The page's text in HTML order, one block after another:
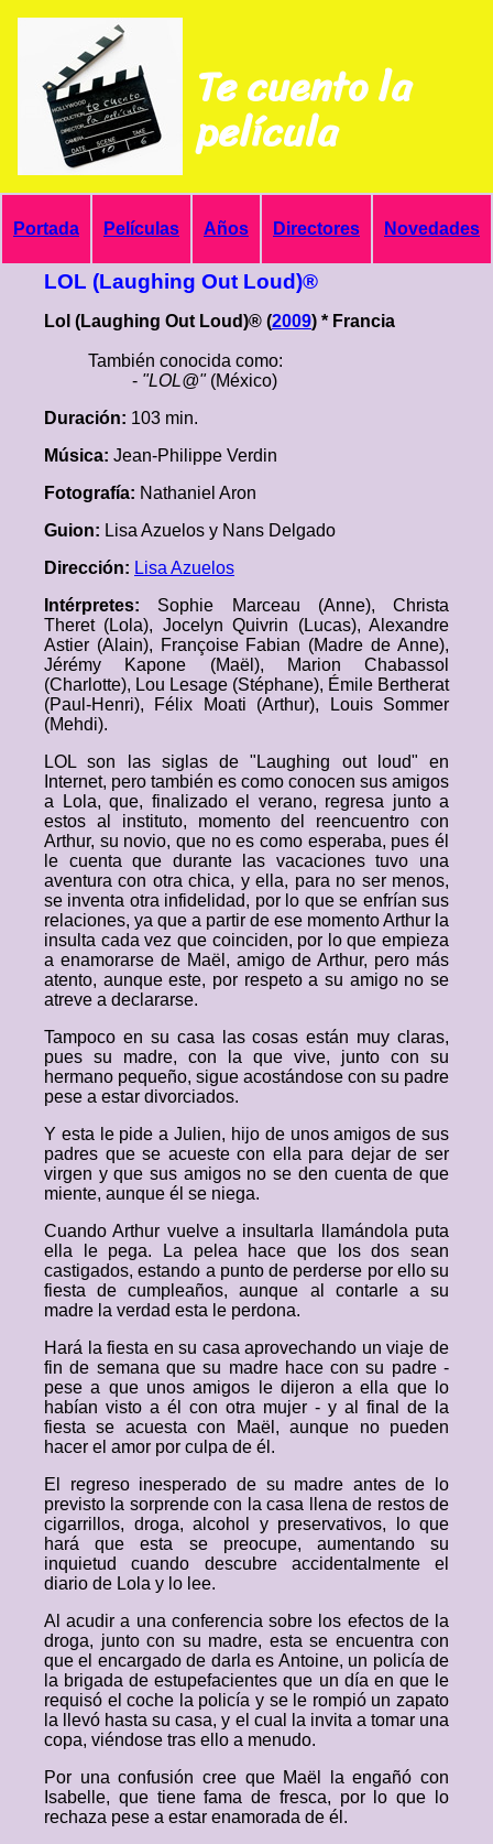
Te cuento la
película
Portada Películas Años Directores Novedades
LOL (Laughing Out Loud)®
Lol (Laughing Out Loud)® (2009) * Francia
También conocida como:
- "LOL@"(México)
Duración: 103 min.
Música: Jean-Philippe Verdin
Fotografía: Nathaniel Aron
Guion: Lisa Azuelos y Nans Delgado
Dirección: Lisa Azuelos
Intérpretes: Sophie Marceau (Anne), Christa
Theret (Lola), Jocelyn Quivrin (Lucas), Alexandre
Astier (Alain), Françoise Fabian (Madre de Anne),
Jérémy Kapone (Maël), Marion Chabassol
(Charlotte), Lou Lesage (Stéphane), Émile Bertherat
(Paul-Henri), Félix Moati (Arthur), Louis Sommer
(Mehdi).
LOL son las siglas de "Laughing out loud" en
Internet, pero también es como conocen sus amigos
a Lola, que, finalizado el verano, regresa junto a
estos al instituto, momento del reencuentro con
Arthur, su novio, que no es como esperaba, pues él
le cuenta que durante las vacaciones tuvo una
aventura con otra chica, y ella, para no ser menos,
se inventa otra infidelidad, por lo que se enfrían sus
relaciones, ya que a partir de ese momento Arthur la
insulta cada vez que coinciden, por lo que empieza
a enamorarse de Maël, amigo de Arthur, pero más
atento, aunque este, por respeto a su amigo no se
atreve a declararse.
Tampoco en su casa las cosas están muy claras,
pues su madre, con la que vive, junto con su
hermano pequeño, sigue acostándose con su padre
pese a estar divorciados.
Y esta le pide a Julien, hijo de unos amigos de sus
padres que se acueste con ella para dejar de ser
virgen y que sus amigos no se den cuenta de que
miente, aunque él se niega.
Cuando Arthur vuelve a insultarla llamándola puta
ella le pega. La pelea hace que los dos sean
castigados, estando a punto de perderse por ello su
fiesta de cumpleaños, aunque al contarle a su
madre la verdad esta le perdona.
Hará la fiesta en su casa aprovechando un viaje de
fin de semana que su madre hace con su padre -
pese a que unos amigos le dijeron a ella que lo
habían visto a él con otra mujer - y al final de la
fiesta se acuesta con Maël, aunque no pueden
hacer el amor por culpa de él.
El regreso inesperado de su madre antes de lo
previsto la sorprende con la casa llena de restos de
cigarrillos, droga, alcohol y preservativos, lo que
hará que esta se preocupe, aumentando su
inquietud cuando descubre accidentalmente el
diario de Lola y lo lee.
Al acudir a una conferencia sobre los efectos de la
droga, junto con su madre, esta se encuentra con
que el encargado de darla es Antoine, un policía de
la brigada de estupefacientes que un día en que le
requisó el coche la policía y se le rompió un zapato
la llevó hasta su casa, y el cual la invita a tomar una
copa, viéndose tras ello a menudo.
Por una confusión cree que Maël la engañó con
Isabelle, que tiene fama de fresca, por lo que lo
rechaza pese a estar enamorada de él.